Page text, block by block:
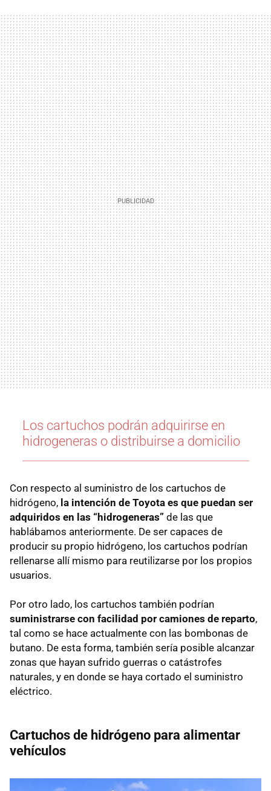
Los cartuchos podrán adquirirse en
hidrogeneras o distribuirse a domicilio
Con respecto al suministro de los cartuchos de
hidrógeno, la intención de Toyota es que puedan ser
adquiridos en las “hidrogeneras” de las que
hablábamos anteriormente. De ser capaces de
producir su propio hidrógeno, los cartuchos podrían
rellenarse allí mismo para reutilizarse por los propios
usuarios.
Por otro lado, los cartuchos también podrían
suministrarse con facilidad por camiones de reparto,
tal como se hace actualmente con las bombonas de
butano. De esta forma, también sería posible alcanzar
zonas que hayan sufrido guerras o catástrofes
naturales, y en donde se haya cortado el suministro
eléctrico.
Cartuchos de hidrógeno para alimentar
vehículos